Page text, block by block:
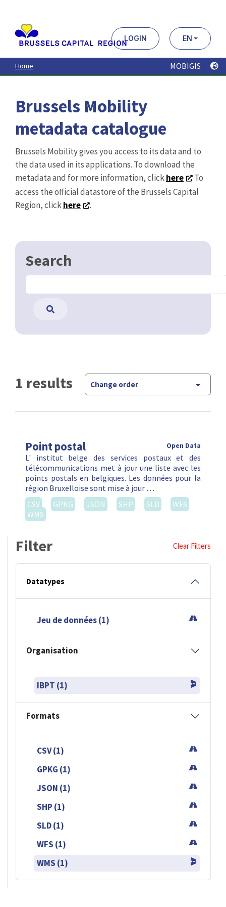
contenu
principal
LOGIN EN
Home MOBIGIS
Brussels Mobility
metadata catalogue
Brussels Mobility gives you access to its data and to
the data used in its applications. To download the
metadata and for more information, clickhere
To
access the official datastore of the Brussels Capital
Region, clickhere .
Search
1 results Change order
Point postal Open Data
L' institut belge des services postaux et des
télécommunications met à jour une liste avec les
points postals en belgiques. Les données pour la
région Bruxelloise sont mise à jour …
CSV
GPKG JSON SHP SLD
WFS
WMS
Filter Clear Filters
Datatypes
Jeu de données (1)
Organisation
IBPT (1)
Formats
CSV (1)
GPKG (1)
JSON (1)
SHP (1)
SLD (1)
WFS (1)
WMS (1)